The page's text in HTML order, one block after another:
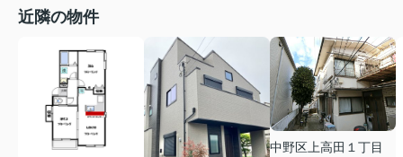
近隣の物件
中野区上高田１丁目